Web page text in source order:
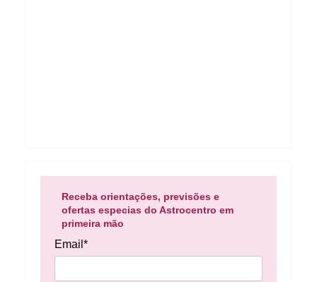
Receba orientações, previsões e
ofertas especias do Astrocentro em
primeira mão
Email*